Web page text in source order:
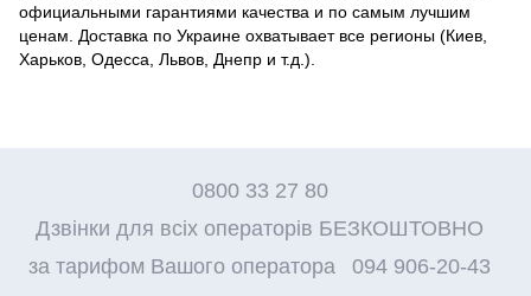
официальными гарантиями качества и по самым лучшим
ценам. Доставка по Украине охватывает все регионы (Киев,
Харьков, Одесса, Львов, Днепр и т.д.).
0800 33 27 80
Дзвінки для всіх операторів БЕЗКОШТОВНО
за тарифом Вашого оператора
094 906-20-43